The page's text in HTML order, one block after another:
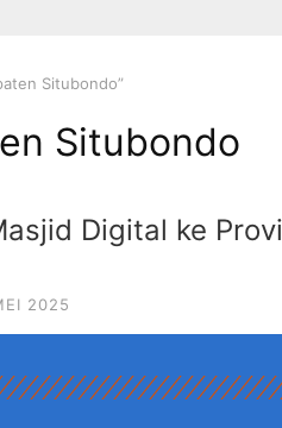
Situbondo”
Situbondo
Digital ke
2025